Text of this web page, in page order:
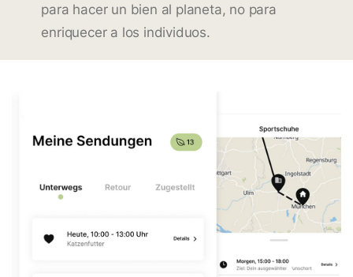
para hacer un bien al planeta, no para
enriquecer a los individuos.